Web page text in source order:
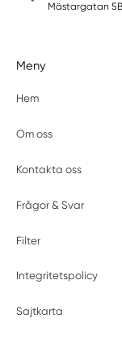
Mästargatan
Meny
Hem
Om oss
Kontakta oss
Frågor & Svar
Filter
Integritetspolicy
Sajtkarta